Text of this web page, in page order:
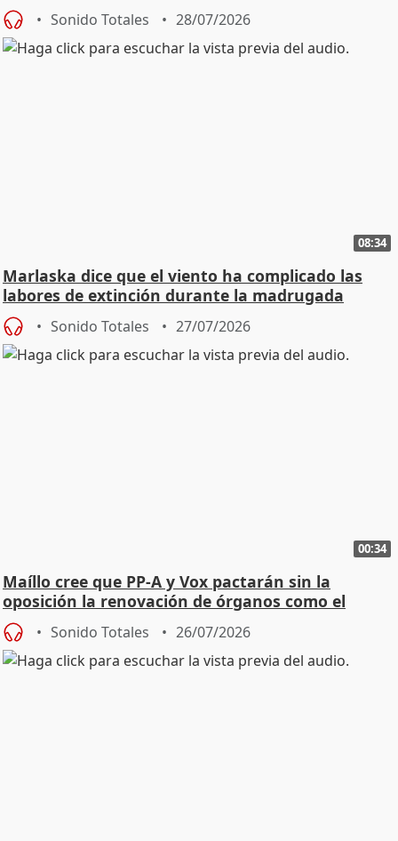
Sonido Totales 28/07/2026
08:34
Marlaska dice que el viento ha complicado las
labores de extinción durante la madrugada
Sonido Totales 27/07/2026
00:34
Maíllo cree que PP-A y Vox pactarán sin la
oposición la renovación de órganos como el
Defensor
Sonido Totales 26/07/2026